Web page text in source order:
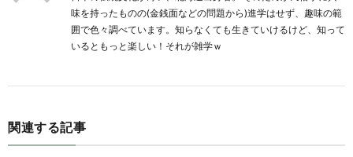
味を持ったものの(金銭面などの問題から)進学はせず、趣味の範
囲で色々調べています。知らなくても生きていけるけど、知って
いるともっと楽しい！それが雑学ｗ
関連する記事